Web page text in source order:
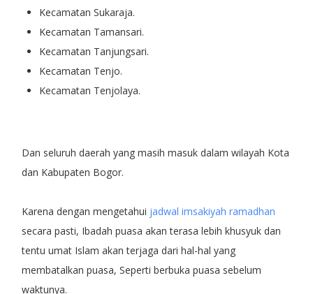
Kecamatan Sukaraja.
Kecamatan Tamansari.
Kecamatan Tanjungsari.
Kecamatan Tenjo.
Kecamatan Tenjolaya.
Dan seluruh daerah yang masih masuk dalam wilayah Kota
dan Kabupaten Bogor.
Karena dengan mengetahui jadwal imsakiyah ramadhan
secara pasti, Ibadah puasa akan terasa lebih khusyuk dan
tentu umat Islam akan terjaga dari hal-hal yang
membatalkan puasa, Seperti berbuka puasa sebelum
waktunya.